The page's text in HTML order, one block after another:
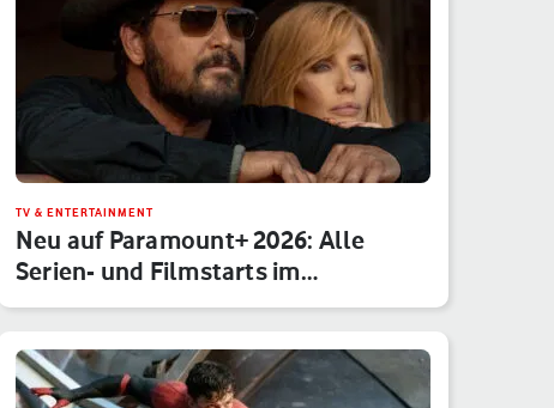
TV & ENTERTAINMENT
Neu auf Paramount+ 2026: Alle
Serien- und Filmstarts im
Monatsübe…